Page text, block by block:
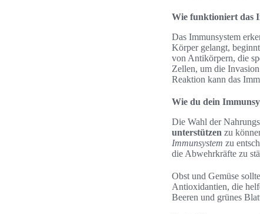
Wie funktioniert das
Das Immunsystem
Körper gelangt,
von Antikörpern, die
Zellen, um die
Reaktion kann das
Wie du dein
Die Wahl der
unterstützen zu
Immunsystem zu
die Abwehrkräfte zu
Obst und Gemüse
Antioxidantien, die
Beeren und grünes